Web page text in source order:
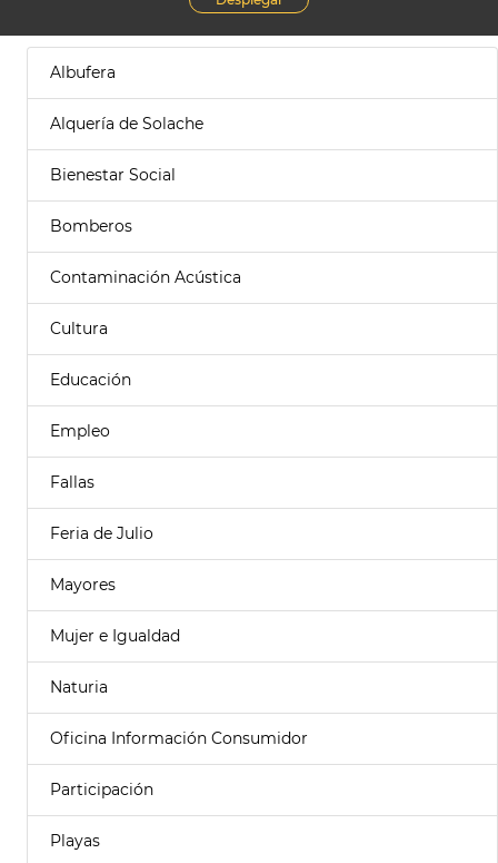
Albufera
Alquería de Solache
Bienestar Social
Bomberos
Contaminación Acústica
Cultura
Educación
Empleo
Fallas
Feria de Julio
Mayores
Mujer e Igualdad
Naturia
Oficina Información Consumidor
Participación
Playas